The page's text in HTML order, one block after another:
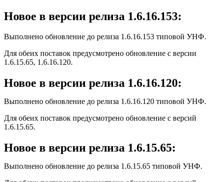
Новое в версии релиза 1.6.16.153:
Выполнено обновление до релиза 1.6.16.153 типовой УНФ.
Для обеих поставок предусмотрено обновление с версии
1.6.15.65, 1.6.16.120.
Новое в версии релиза 1.6.16.120:
Выполнено обновление до релиза 1.6.16.120 типовой УНФ.
Для обеих поставок предусмотрено обновление с версий
1.6.15.65.
Новое в версии релиза 1.6.15.65:
Выполнено обновление до релиза 1.6.15.65 типовой УНФ.